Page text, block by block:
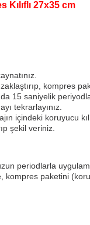
Kılıflı 27x35 cm
kompres
15 saniyelik
tekrarlayınız.
içindeki koruyucu
şekil veriniz.
periodlarla
paketini